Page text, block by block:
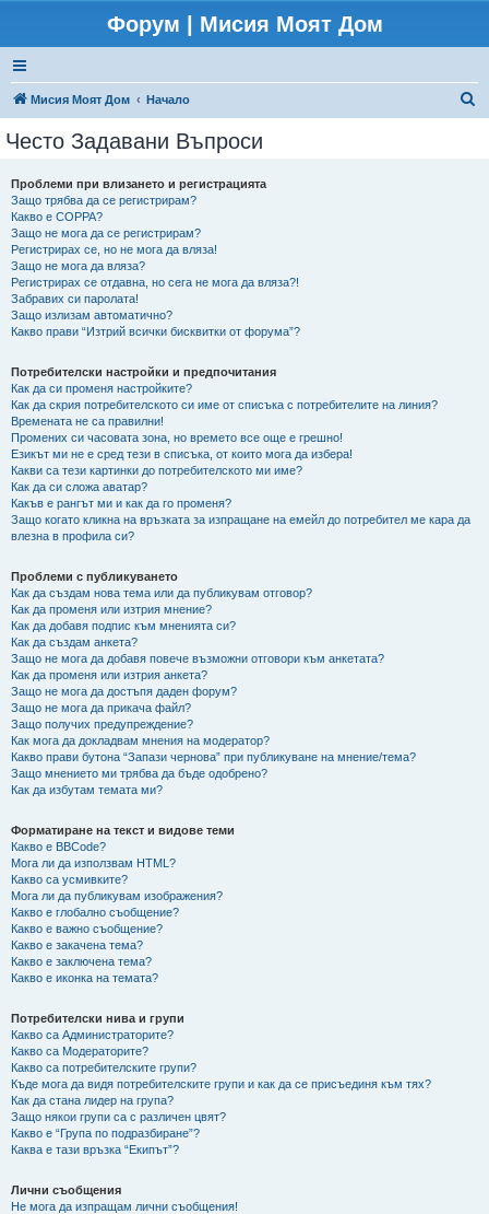
Форум | Мисия Моят Дом
Мисия Моят Дом Начало
Често Задавани Въпроси
Проблеми при влизането и регистрацията
Защо трябва да се регистрирам?
Какво е COPPA?
Защо не мога да се регистрирам?
Регистрирах се, но не мога да вляза!
Защо не мога да вляза?
Регистрирах се отдавна, но сега не мога да вляза?!
Забравих си паролата!
Защо излизам автоматично?
Какво прави “Изтрий всички бисквитки от форума”?
Потребителски настройки и предпочитания
Как да си променя настройките?
Как да скрия потребителското си име от списъка с потребителите на линия?
Времената не са правилни!
Промених си часовата зона, но времето все още е грешно!
Езикът ми не е сред тези в списъка, от които мога да избера!
Какви са тези картинки до потребителското ми име?
Как да си сложа аватар?
Какъв е рангът ми и как да го променя?
Защо когато кликна на връзката за изпращане на емейл до потребител ме кара да
влезна в профила си?
Проблеми с публикуването
Как да създам нова тема или да публикувам отговор?
Как да променя или изтрия мнение?
Как да добавя подпис към мненията си?
Как да създам анкета?
Защо не мога да добавя повече възможни отговори към анкетата?
Как да променя или изтрия анкета?
Защо не мога да достъпя даден форум?
Защо не мога да прикача файл?
Защо получих предупреждение?
Как мога да докладвам мнения на модератор?
Какво прави бутона “Запази чернова” при публикуване на мнение/тема?
Защо мнението ми трябва да бъде одобрено?
Как да избутам темата ми?
Форматиране на текст и видове теми
Какво е BBCode?
Мога ли да използвам HTML?
Какво са усмивките?
Мога ли да публикувам изображения?
Какво е глобално съобщение?
Какво е важно съобщение?
Какво е закачена тема?
Какво е заключена тема?
Какво е иконка на темата?
Потребителски нива и групи
Какво са Администраторите?
Какво са Модераторите?
Какво са потребителските групи?
Къде мога да видя потребителските групи и как да се присъединя към тях?
Как да стана лидер на група?
Защо някои групи са с различен цвят?
Какво е “Група по подразбиране”?
Каква е тази връзка “Екипът”?
Лични съобщения
Не мога да изпращам лични съобщения!